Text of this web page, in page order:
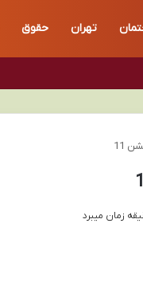
تهران حقوق
11